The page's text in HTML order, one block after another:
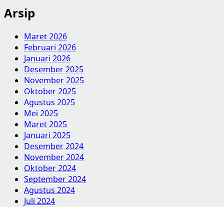
Arsip
Maret 2026
Februari 2026
Januari 2026
Desember 2025
November 2025
Oktober 2025
Agustus 2025
Mei 2025
Maret 2025
Januari 2025
Desember 2024
November 2024
Oktober 2024
September 2024
Agustus 2024
Juli 2024